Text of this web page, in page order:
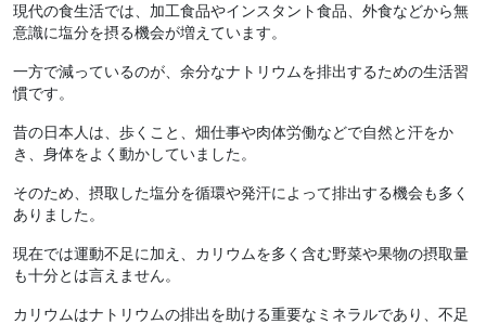
現代の食生活では、加工食品やインスタント食品、外食などから無
意識に塩分を摂る機会が増えています。
一方で減っているのが、余分なナトリウムを排出するための生活習
慣です。
昔の日本人は、歩くこと、畑仕事や肉体労働などで自然と汗をか
き、身体をよく動かしていました。
そのため、摂取した塩分を循環や発汗によって排出する機会も多く
ありました。
現在では運動不足に加え、カリウムを多く含む野菜や果物の摂取量
も十分とは言えません。
カリウムはナトリウムの排出を助ける重要なミネラルであり、不足